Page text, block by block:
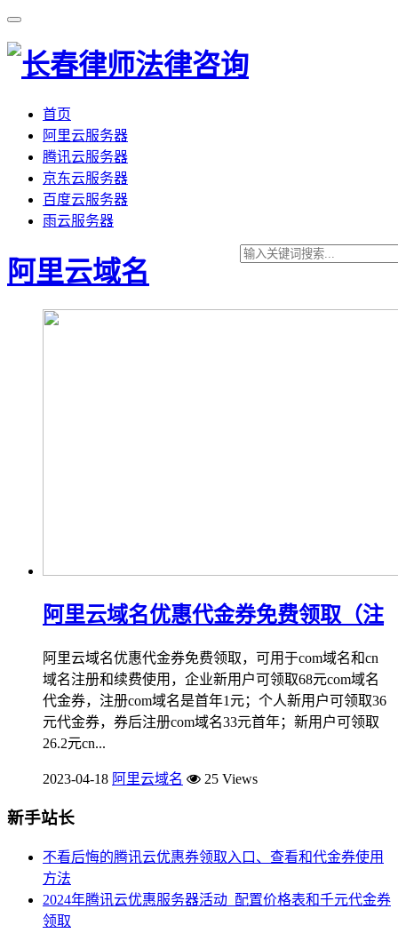
首页
阿里云服务器
腾讯云服务器
京东云服务器
百度云服务器
雨云服务器
阿里云域名
阿里云域名优惠代金券免费领取（注
阿里云域名优惠代金券免费领取，可用于com域名和cn
域名注册和续费使用，企业新用户可领取68元com域名
代金券，注册com域名是首年1元；个人新用户可领取36
元代金券，券后注册com域名33元首年；新用户可领取
26.2元cn...
2023-04-18 阿里云域名 25 Views
新手站长
不看后悔的腾讯云优惠券领取入口、查看和代金券使用
方法
2024年腾讯云优惠服务器活动_配置价格表和千元代金券
领取